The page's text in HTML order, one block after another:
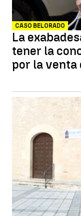
CASO BELORADO
La
tener la
por la venta